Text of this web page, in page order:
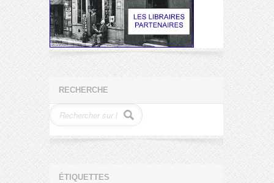
RECHERCHE
ÉTIQUETTES